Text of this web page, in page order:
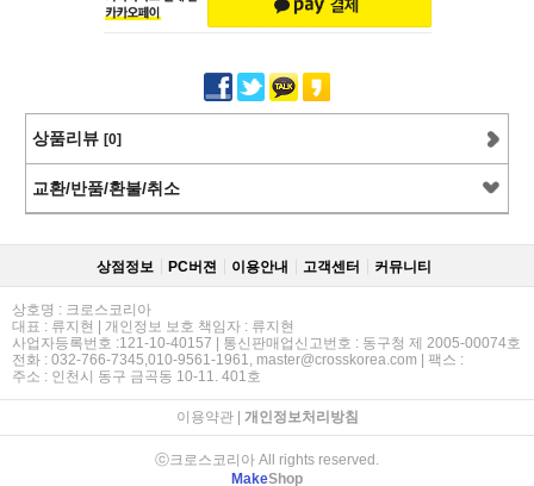
상품리뷰 [0]
교환/반품/환불/취소
상점정보 PC버젼 이용안내 고객센터 커뮤니티
상호명 : 크로스코리아
대표 : 류지현 | 개인정보 보호 책임자 : 류지현
사업자등록번호 :121-10-40157 | 통신판매업신고번호 : 동구청 제 2005-00074호
전화 : 032-766-7345,010-9561-1961, master@crosskorea.com | 팩스 :
주소 : 인천시 동구 금곡동 10-11. 401호
이용약관| 개인정보처리방침
ⓒ크로스코리아 All rights reserved.
MakeShop